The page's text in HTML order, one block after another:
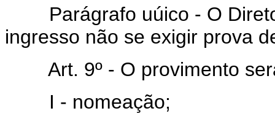
Parágrafo uúico - O
ingresso não se exigir prova
Art. 9º - O provimento
I - nomeação;